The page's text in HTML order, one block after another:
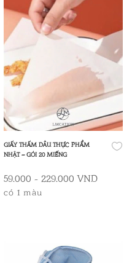
GIẤY THẤM DẦU THỰC PHẨM
NHẬT – GÓI 20 MIẾNG
59.000 - 229.000 VND
có 1 màu